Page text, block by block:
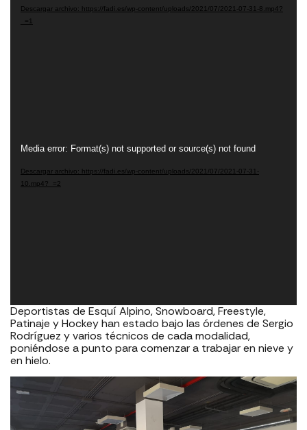
vídeo
Descargar archivo: https://fadi.es/wp-content/uploads/2021/07/2021-07-31-8.mp4?
_=1
Reproductor
vídeo
Media error: Format(s) not supported or source(s) not found
Descargar archivo: https://fadi.es/wp-content/uploads/2021/07/2021-07-31-
10.mp4?_=2
Deportistas de Esquí Alpino, Snowboard, Freestyle,
Patinaje y Hockey han estado bajo las órdenes de Sergio
Rodríguez y varios técnicos de cada modalidad,
poniéndose a punto para comenzar a trabajar en nieve y
en hielo.